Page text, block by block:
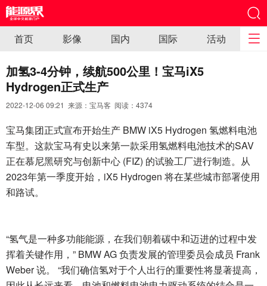
首页 影像 国内 国际 活动
加氢3-4分钟，续航500公里！宝马iX5
Hydrogen正式生产
2022-12-06 09:21 来源：宝马客 阅读： 4374
宝马集团正式宣布开始生产 BMW iX5 Hydrogen 氢燃料电池
车型。这款宝马有史以来第一款采用氢燃料电池技术的SAV
正在慕尼黑研究与创新中心 (FIZ) 的试验工厂进行制造。从
2023年第一季度开始，iX5 Hydrogen 将在某些城市部署使用
和路试。
“氢气是一种多功能能源，在我们朝着碳中和迈进的过程中发
挥着关键作用，” BMW AG 负责发展的管理委员会成员 Frank
Weber 说。 “我们确信氢对于个人出行的重要性将显著提高，